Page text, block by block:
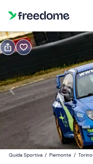
Prenota
3 giri in pista
forward
to
interact
09:00
Guida Sportiva / Piemonte / Torino